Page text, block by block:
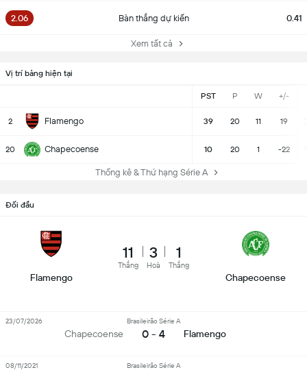
2.06 Bàn thắng dự kiến 0.41
Xem tất cả
Vị trí bảng hiện tại
PST P W +/-
2 Flamengo 39 20 11 19
20 Chapecoense 10 20 1 -22
Thống kê & Thứ hạng Série A
Đối đầu
Flamengo
11
Thắng
3
Hoà
1
Thắng
Chapecoense
Chapecoense
Brasileirão Série A
0 - 4 Flamengo
23/07/2026
Brasileirão Série A
08/11/2021